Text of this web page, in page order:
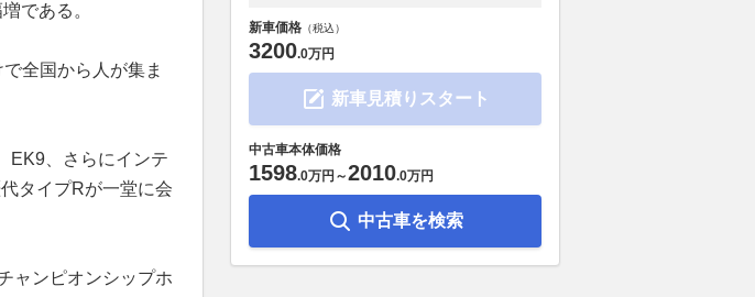
である。
全国から人が集ま
EK9、さらにインテ
タイプRが一堂に会
ャンピオンシップホ
新車価格 （税込）
3200.0万円
新車見積りスタート
中古車本体価格
1598.0万円 ～2010.0万円
中古車を検索